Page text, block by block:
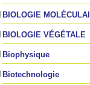
BIOLOGIE
BIOLOGIE VÉGÉTALE
Biophysique
Biotechnologie